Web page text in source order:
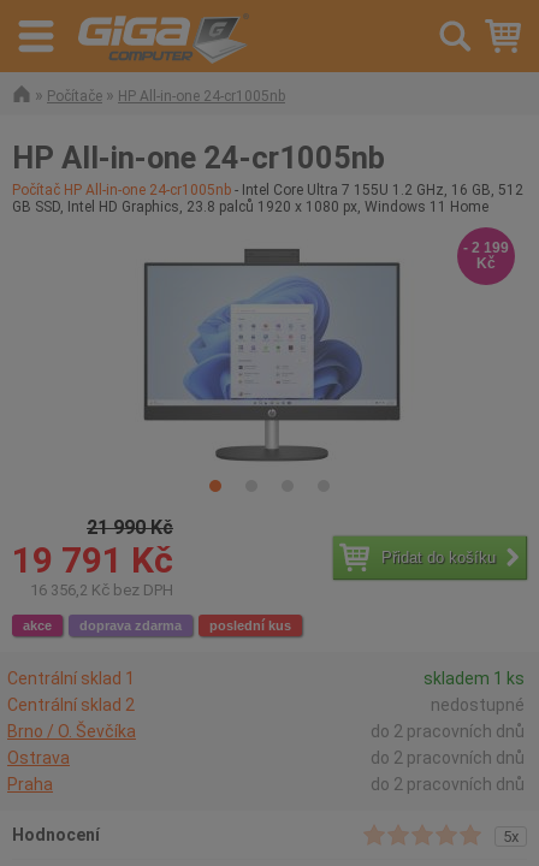
» Počítače » HP All-in-one 24-cr1005nb
HP All-in-one 24-cr1005nb
Počítač HP All-in-one 24-cr1005nb - Intel Core Ultra 7 155U 1.2 GHz, 16 GB, 512
GB SSD, Intel HD Graphics, 23.8 palců 1920 x 1080 px, Windows 11 Home
21 990 Kč
19 791 Kč
16 356,2 Kč bez DPH
Přidat do košíku
akce doprava zdarma poslední kus
- 2 199
Kč
Centrální sklad 1
skladem 1 ks
Centrální sklad 2
nedostupné
Brno / O. Ševčíka
do 2 pracovních dnů
Ostrava
do 2 pracovních dnů
Praha
do 2 pracovních dnů
Hodnocení 5x